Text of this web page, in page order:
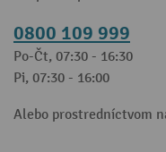
0800 109 999
Po-Čt, 07:30 - 16:30
Pi, 07:30 - 16:00
Alebo prostredníctvom